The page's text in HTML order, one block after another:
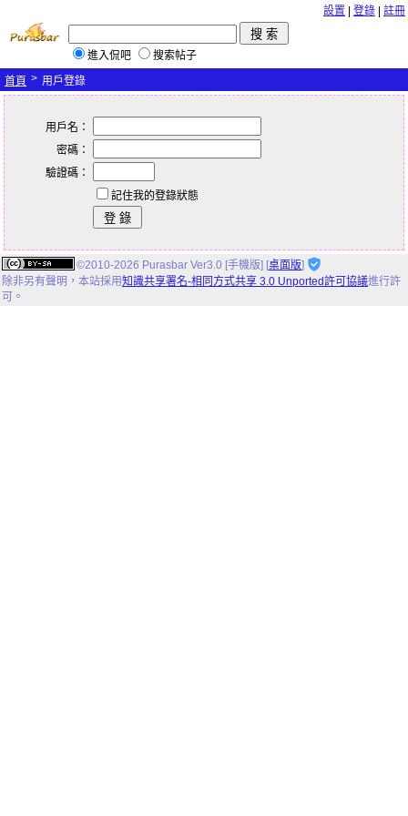
設置 登錄 註冊
進入侃吧
搜索帖子
首頁 > 用戶登錄
用戶名：
密碼：
驗證碼：
記住我的登錄狀態
©2010-2026 Purasbar Ver3.0 [手機版] [桌面版]
除非另有聲明， 本站採用知識共享署名-相同方式共享 3.0 Unported許可協議進行許
可。